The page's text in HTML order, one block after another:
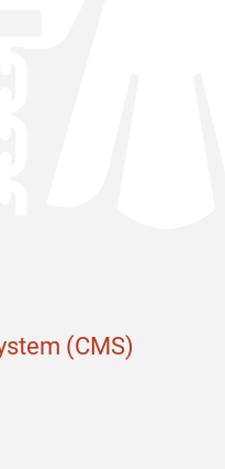
(CMS)